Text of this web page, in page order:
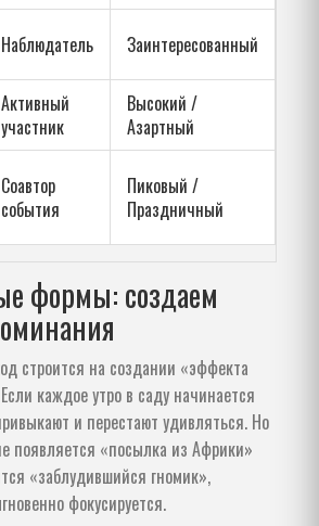
Наблюдатель Заинтересованный
Активный
участник
Высокий /
Азартный
Соавтор
события
Пиковый /
Праздничный
формы: создаем
строится на создании «эффекта
каждое утро в саду начинается
и перестают удивляться. Но
появляется «посылка из Африки»
«заблудившийся гномик»,
фокусируется.